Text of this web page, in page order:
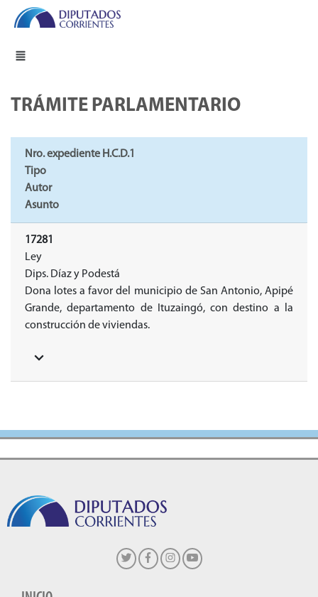
TRÁMITE PARLAMENTARIO
Nro. expediente H.C.D.1
Tipo
Autor
Asunto
17281
Ley
Dips. Díaz y Podestá
Dona lotes a favor del municipio de San Antonio, Apipé
Grande, departamento de Ituzaingó, con destino a la
construcción de viviendas.